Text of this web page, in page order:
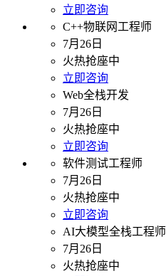
立即咨询
C++物联网工程师
7月26日
火热抢座中
立即咨询
Web全栈开发
7月26日
火热抢座中
立即咨询
软件测试工程师
7月26日
火热抢座中
立即咨询
AI大模型全栈工程师
7月26日
火热抢座中